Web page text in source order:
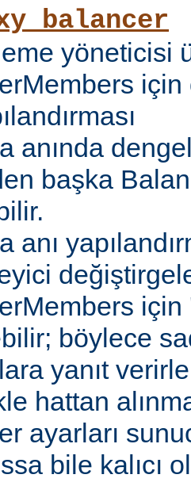
yöneticisi
için
anında
başka
anı
böylece
yanıt
hattan
ayarları
bile kalıcı